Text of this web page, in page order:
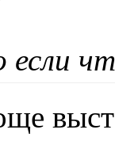
если